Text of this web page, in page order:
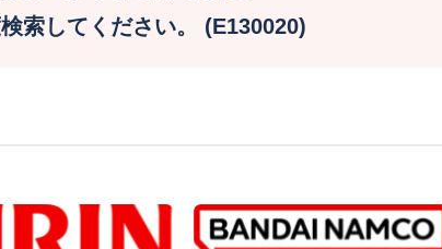
索してください。 (E130020)